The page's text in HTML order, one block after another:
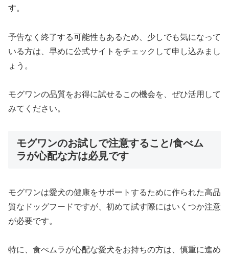
す。
予告なく終了する可能性もあるため、少しでも気になって
いる方は、早めに公式サイトをチェックして申し込みまし
ょう。
モグワンの品質をお得に試せるこの機会を、ぜひ活用して
みてください。
モグワンのお試しで注意すること/食べム
ラが心配な方は必見です
モグワンは愛犬の健康をサポートするために作られた高品
質なドッグフードですが、初めて試す際にはいくつか注意
が必要です。
特に、食べムラが心配な愛犬をお持ちの方は、慎重に進め